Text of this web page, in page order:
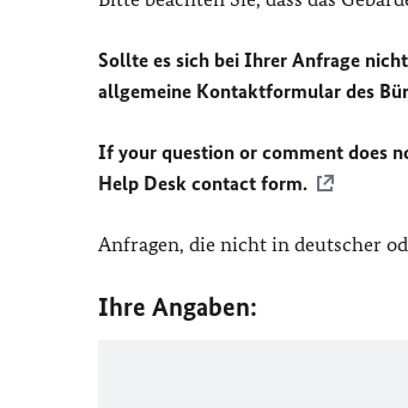
Sollte es sich bei Ihrer Anfrage
allgemeine Kontaktformular des
If your question or comment does
Help Desk contact form.
Anfragen, die nicht in deutscher
Ihre Angaben: